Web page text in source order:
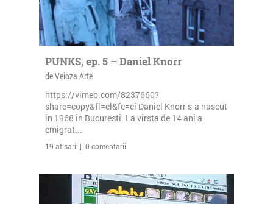
PUNKS, ep. 5 – Daniel Knorr
de Veioza Arte
https://vimeo.com/8237660?
share=copy&fl=cl&fe=ci Daniel Knorr s-a nascut
in 1968 in Bucuresti. La virsta de 14 ani a
emigrat...
19 afisari | 0 comentarii